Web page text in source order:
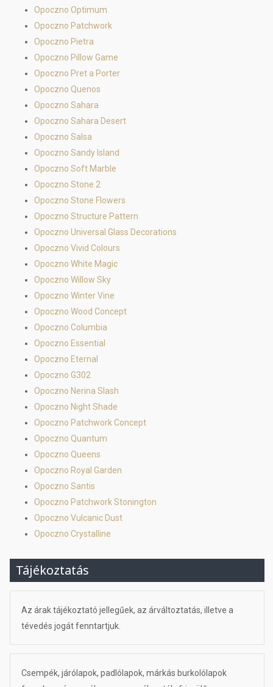
Opoczno Optimum
Opoczno Patchwork
Opoczno Pietra
Opoczno Pillow Game
Opoczno Pret a Porter
Opoczno Quenos
Opoczno Sahara
Opoczno Sahara Desert
Opoczno Salsa
Opoczno Sandy Island
Opoczno Soft Marble
Opoczno Stone 2
Opoczno Stone Flowers
Opoczno Structure Pattern
Opoczno Universal Glass Decorations
Opoczno Vivid Colours
Opoczno White Magic
Opoczno Willow Sky
Opoczno Winter Vine
Opoczno Wood Concept
Opoczno Columbia
Opoczno Essential
Opoczno Eternal
Opoczno G302
Opoczno Nerina Slash
Opoczno Night Shade
Opoczno Patchwork Concept
Opoczno Quantum
Opoczno Queens
Opoczno Royal Garden
Opoczno Santis
Opoczno Patchwork Stonington
Opoczno Vulcanic Dust
Opoczno Crystalline
Tájékoztatás
Az árak tájékoztató jellegűek, az árváltoztatás, illetve a
tévedés jogát fenntartjuk.
Csempék, járólapok, padlólapok, márkás burkolólapok